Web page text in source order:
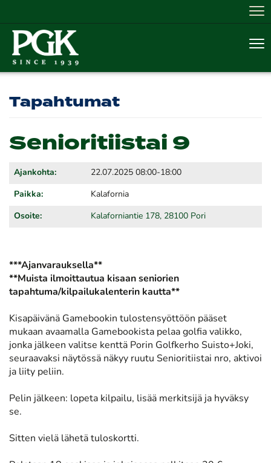
Tapahtumat
Senioritiistai 9
Ajankohta: 22.07.2025 08:00-18:00
Paikka: Kalafornia
Osoite: Kalaforniantie 178, 28100 Pori
***Ajanvarauksella**
**Muista ilmoittautua kisaan seniorien
tapahtuma/kilpailukalenterin kautta**
Kisapäivänä Gamebookin tulostensyöttöön pääset
mukaan avaamalla Gamebookista pelaa golfia valikko,
jonka jälkeen valitse kenttä Porin Golfkerho Suisto+Joki,
seuraavaksi näytössä näkyy ruutu Senioritiistai nro, aktivoi
ja liity peliin.
Pelin jälkeen: lopeta kilpailu, lisää merkitsijä ja hyväksy
se.
Sitten vielä lähetä tuloskortti.